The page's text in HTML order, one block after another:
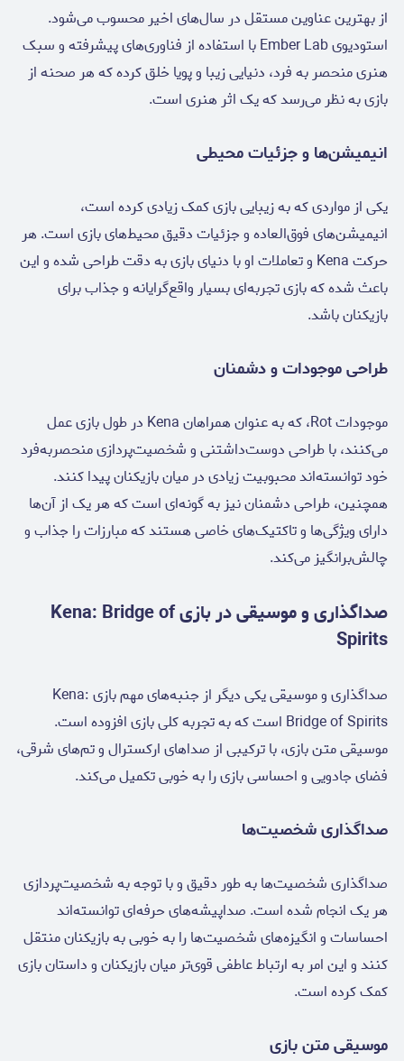
از بهترین عناوین مستقل در سال‌های اخیر محسوب می‌شود.
استودیوی Ember Lab با استفاده از فناوری‌های پیشرفته و سبک
هنری منحصر به فرد، دنیایی زیبا و پویا خلق کرده که هر صحنه از
بازی به نظر می‌رسد که یک اثر هنری است.
انیمیشن‌ها و جزئیات محیطی
یکی از مواردی که به زیبایی بازی کمک زیادی کرده است،
انیمیشن‌های فوق‌العاده و جزئیات دقیق محیط‌های بازی است. هر
حرکت Kena و تعاملات او با دنیای بازی به دقت طراحی شده و این
باعث شده که بازی تجربه‌ای بسیار واقع‌گرایانه و جذاب برای
بازیکنان باشد.
طراحی موجودات و دشمنان
موجودات Rot، که به عنوان همراهان Kena در طول بازی عمل
می‌کنند، با طراحی دوست‌داشتنی و شخصیت‌پردازی منحصربه‌فرد
خود توانسته‌اند محبوبیت زیادی در میان بازیکنان پیدا کنند.
همچنین، طراحی دشمنان نیز به گونه‌ای است که هر یک از آن‌ها
دارای ویژگی‌ها و تاکتیک‌های خاصی هستند که مبارزات را جذاب و
چالش‌برانگیز می‌کند.
صداگذاری و موسیقی در بازی Kena: Bridge of
Spirits
صداگذاری و موسیقی یکی دیگر از جنبه‌های مهم بازی Kena:
Bridge of Spirits است که به تجربه کلی بازی افزوده است.
موسیقی متن بازی، با ترکیبی از صداهای ارکسترال و تم‌های شرقی،
فضای جادویی و احساسی بازی را به خوبی تکمیل می‌کند.
صداگذاری شخصیت‌ها
صداگذاری شخصیت‌ها به طور دقیق و با توجه به شخصیت‌پردازی
هر یک انجام شده است. صداپیشه‌های حرفه‌ای توانسته‌اند
احساسات و انگیزه‌های شخصیت‌ها را به خوبی به بازیکنان منتقل
کنند و این امر به ارتباط عاطفی قوی‌تر میان بازیکنان و داستان بازی
کمک کرده است.
موسیقی متن بازی